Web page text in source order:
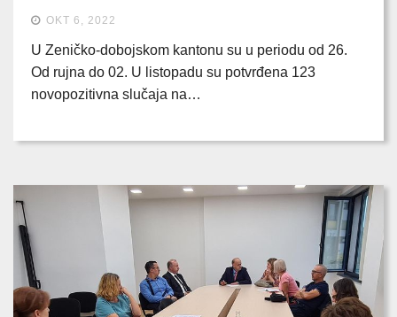
OKT 6, 2022
U Zeničko-dobojskom kantonu su u periodu od 26.
Od rujna do 02. U listopadu su potvrđena 123
novopozitivna slučaja na…